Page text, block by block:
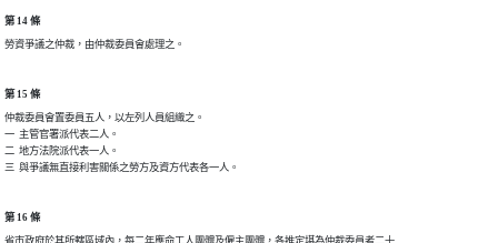
第 14 條
第 15 條
仲裁委員會置委員五人，以左列人員組織之。
一  主管官署派代表二人。
二  地方法院派代表一人。
第 16 條